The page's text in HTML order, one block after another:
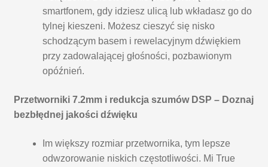
smartfonem, gdy idziesz ulicą lub wkładasz go do
tylnej kieszeni. Możesz cieszyć się nisko
schodzącym basem i rewelacyjnym dźwiękiem
przy zadowalającej głośności, pozbawionym
opóźnień.
Przetworniki 7.2mm i redukcja szumów DSP – Doznaj
bezbłędnej jakości dźwięku
Im większy rozmiar przetwornika, tym lepsze
odwzorowanie niskich częstotliwości. Mi True